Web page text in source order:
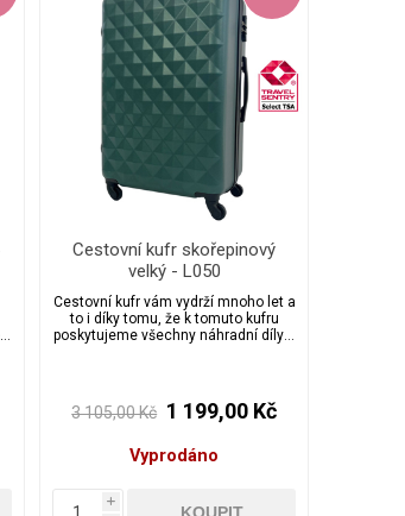
Cestovní kufr skořepinový
velký - L050
Cestovní kufr vám vydrží mnoho let a
to i díky tomu, že k tomuto kufru
poskytujeme všechny náhradní díly v
3 105,00 Kč 1 199,00 Kč
Vyprodáno
i